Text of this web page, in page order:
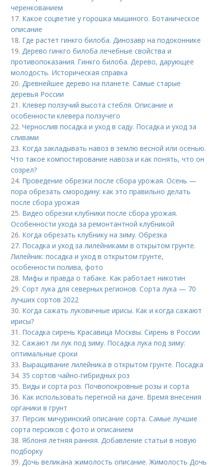
черенкованием
17. Какое соцветие у горошка мышиного. Ботаническое
описание
18. Где растет гинкго билоба. Динозавр на подоконнике
19.Дерево гинкго билоба лечебные свойства и
противопоказания. Гинкго билоба. Дерево, дарующее
молодость. Историческая справка
20.Древнейшее дерево на планете. Самые старые
деревья России
21. Клевер ползучий высота стебля. Описание и
особенности клевера ползучего
22.Чернослив посадка и уход в саду. Посадка и уход за
сливами
23. Когда закладывать навоз в землю весной или осенью.
Что такое компостирование навоза и как понять, что он
созрел?
24. Проведение обрезки после сбора урожая. Осень —
пора обрезать смородину: как это правильно делать
после сбора урожая
25. Видео обрезки клубники после сбора урожая.
Особенности ухода за ремонтантной клубникой
26. Когда обрезать клубнику на зиму. Обрезка
27. Посадка и уход за лилейниками в открытом грунте.
Лилейник: посадка и уход в открытом грунте,
особенности полива, фото
28. Мифы и правда о табаке. Как работает никотин
29.Сорт лука для северных регионов. Сорта лука — 70
лучших сортов 2022
30. Когда сажать луковичные ирисы. Как и когда сажают
ирисы?
31. Посадка сирень Красавица Москвы. Сирень в России
32.Сажают ли лук под зиму. Посадка лука под зиму:
оптимальные сроки
33. Выращивание лилейника в открытом грунте. Посадка
34. 35 сортов чайно-гибридных роз
35. Виды и сорта роз. Почвопокровные розы и сорта
36. Как использовать перегной на даче. Время внесения
органики в грунт
37. Персик мичуринский описание сорта. Самые лучшие
сорта персиков с фото и описанием
38.Яблоня летняя ранняя. Добавление статьи в новую
подборку
39.Дочь великана жимолость описание. Жимолость Дочь